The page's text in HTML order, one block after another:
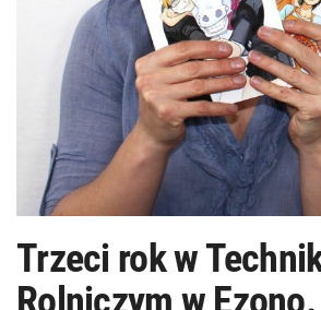
Trzeci rok w